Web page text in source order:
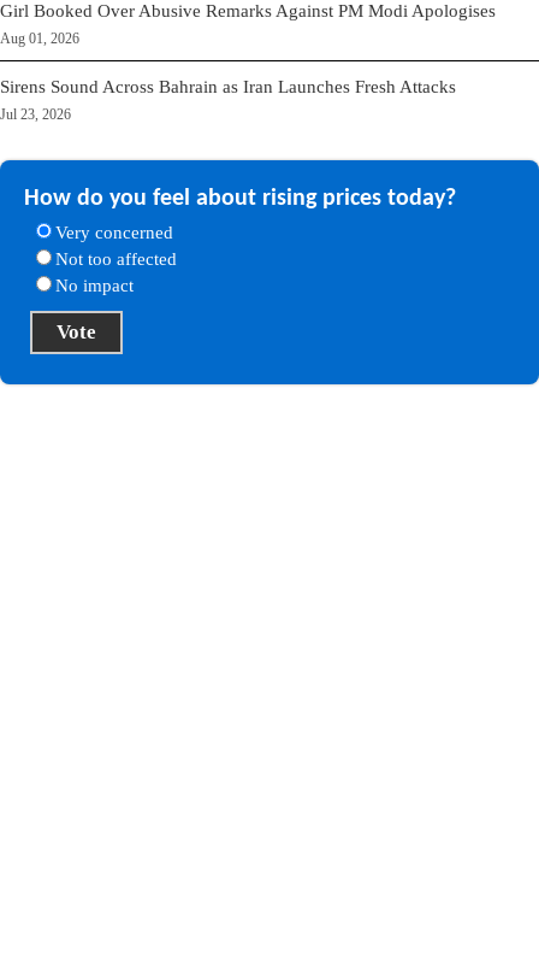
Girl Booked Over Abusive Remarks Against PM Modi Apologises
Aug 01, 2026
Sirens Sound Across Bahrain as Iran Launches Fresh Attacks
Jul 23, 2026
How do you feel about rising prices today?
Very concerned
Not too affected
No impact